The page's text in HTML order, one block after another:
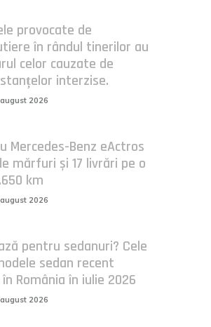
provocate de
în rândul tinerilor au
celor cauzate de
interzise.
2026
Mercedes-Benz eActros
mărfuri și 17 livrări pe o
km
2026
pentru sedanuri? Cele
sedan recent
România în iulie 2026
2026